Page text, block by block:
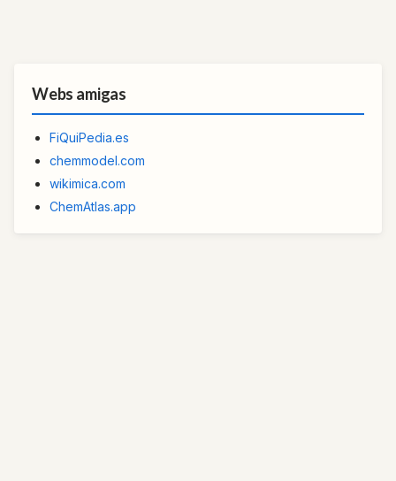
Webs amigas
FiQuiPedia.es
chemmodel.com
wikimica.com
ChemAtlas.app